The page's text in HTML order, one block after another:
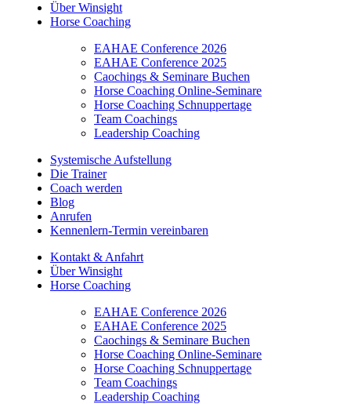
Über Winsight
Horse Coaching
EAHAE Conference 2026
EAHAE Conference 2025
Caochings & Seminare Buchen
Horse Coaching Online-Seminare
Horse Coaching Schnuppertage
Team Coachings
Leadership Coaching
Systemische Aufstellung
Die Trainer
Coach werden
Blog
Anrufen
Kennenlern-Termin vereinbaren
Kontakt & Anfahrt
Über Winsight
Horse Coaching
EAHAE Conference 2026
EAHAE Conference 2025
Caochings & Seminare Buchen
Horse Coaching Online-Seminare
Horse Coaching Schnuppertage
Team Coachings
Leadership Coaching